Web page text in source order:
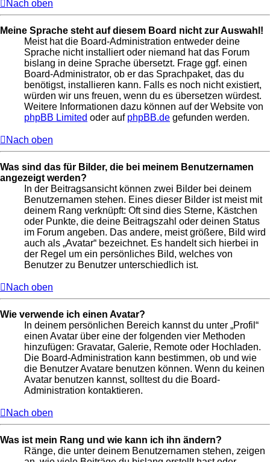
Nach oben
Meine Sprache steht auf diesem Board nicht zur Auswahl!
Meist hat die Board-Administration entweder deine
Sprache nicht installiert oder niemand hat das Forum
bislang in deine Sprache übersetzt. Frage ggf. einen
Board-Administrator, ob er das Sprachpaket, das du
benötigst, installieren kann. Falls es noch nicht existiert,
würden wir uns freuen, wenn du es übersetzen würdest.
Weitere Informationen dazu können auf der Website von
phpBB Limited oder auf phpBB.de gefunden werden.
Nach oben
Was sind das für Bilder, die bei meinem Benutzernamen
angezeigt werden?
In der Beitragsansicht können zwei Bilder bei deinem
Benutzernamen stehen. Eines dieser Bilder ist meist mit
deinem Rang verknüpft: Oft sind dies Sterne, Kästchen
oder Punkte, die deine Beitragszahl oder deinen Status
im Forum angeben. Das andere, meist größere, Bild wird
auch als „Avatar“ bezeichnet. Es handelt sich hierbei in
der Regel um ein persönliches Bild, welches von
Benutzer zu Benutzer unterschiedlich ist.
Nach oben
Wie verwende ich einen Avatar?
In deinem persönlichen Bereich kannst du unter „Profil“
einen Avatar über eine der folgenden vier Methoden
hinzufügen: Gravatar, Galerie, Remote oder Hochladen.
Die Board-Administration kann bestimmen, ob und wie
die Benutzer Avatare benutzen können. Wenn du keinen
Avatar benutzen kannst, solltest du die Board-
Administration kontaktieren.
Nach oben
Was ist mein Rang und wie kann ich ihn ändern?
Ränge, die unter deinem Benutzernamen stehen, zeigen